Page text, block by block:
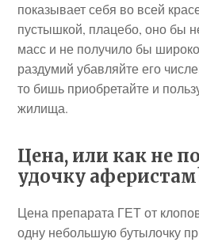
показывает себя во всей
пустышкой, плацебо, оно бы
масс и не получило бы
раздумий убавляйте его
то бишь приобретайте и
жилища.
Цена, или как не
удочку
Цена препарата ГЕТ от
одну небольшую бутылочку